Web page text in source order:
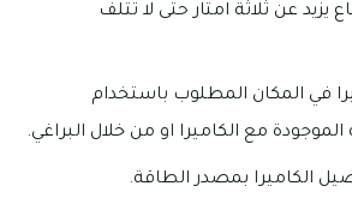
يزيد عن ثلاثة امتار حتى لا تتلف
في المكان المطلوب باستخدام
مع الكاميرا او من خلال البراغي.
الكاميرا بمصدر الطاقة.